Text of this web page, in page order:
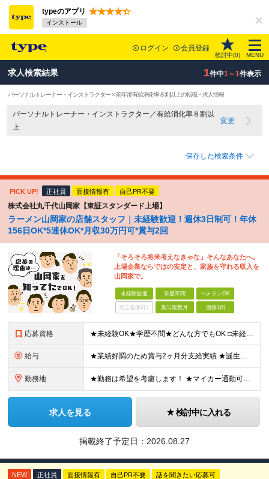
typeのアプリ
インストール
ログイン 会員登録
検討中(0) MENU
求人検索結果 1件中1～1件表示
パーソナルトレーナー・インストラクター × 前年度有給消化率８割以上の転職・求人情報
パーソナルトレーナー・インストラクター／有給消化率８割以
上
変更
保存した検索条件
PICK UP! 正社員 面接情報有 自己PR不要
株式会社丸千代山岡家【東証スタンダード上場】
ラーメン山岡家の店舗スタッフ｜未経験歓迎！週休3日制可！年休
156日OK*5連休OK*月収30万円可*賞与2回
「そろそろ将来考えなきゃな」そんなあなたへ。
上場企業ならではの安定と、家族を守れる収入を
山岡家で。
未経験歓迎 学歴不問 ベテランOK
完全週休2日 賞与複数月 面接1回
応募資格 ★未経験OK★学歴不問★どんな方でもOK □未経験・第二新卒・フリーター □ブランクがある方 □転職回数が気になる方 □飲食業界にチャレンジしたい方 「やってみたい」という気持ちがあれば、皆さん大
給与 ★業績好調のため賞与2ヶ月分支給実績 ★誕生日手当など手当充実 ★年2回昇給チャンス有＆入社1年で店長昇格可 ★残業代全額支給（1分単位で支給） 【週休3日制の場合】 月給25万8,960円以上（固
勤務地 ★勤務は希望を考慮します！ ★マイカー通勤可（駐車場完備） ★全国の各店舗で募集中！続々出店予定！ ～国内300店舗、47都道府県への展開を目標に出店中！～ ▼積極採用地域▼ ・中部（富山、石川、
求人を見る 検討中に入れる
掲載終了予定日： 2026.08.27
NEW 正社員 面接情報有 自己PR不要 話を聞きたい応募可